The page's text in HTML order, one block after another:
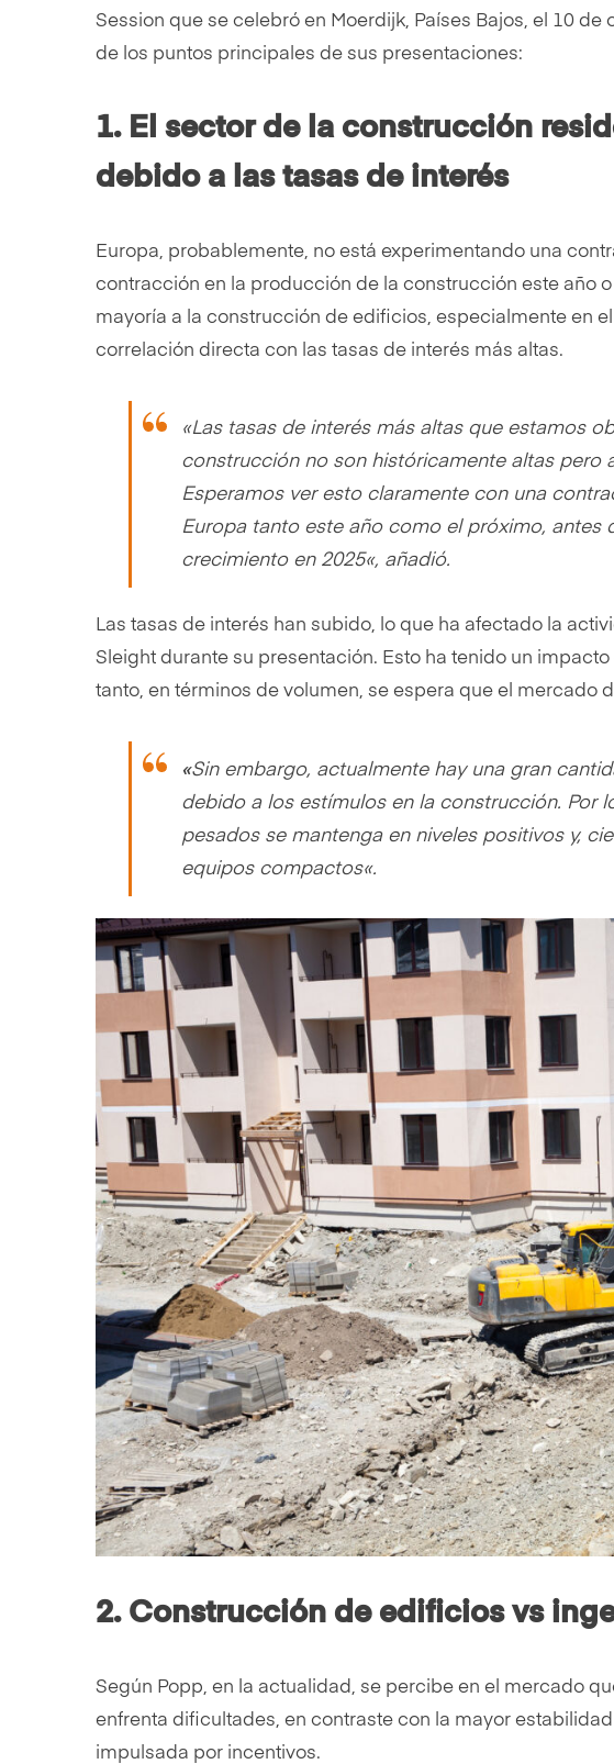
Session que se celebró en Moerdijk, Países Bajos, el 10
de los puntos principales de sus presentaciones:
1. El sector de la construcción
debido a las tasas de interés
Europa, probablemente, no está experimentando una
contracción en la producción de la construcción este año
mayoría a la construcción de edificios, especialmente en
correlación directa con las tasas de interés más altas.
«Las tasas de interés más altas que estamos
construcción no son históricamente altas pero
Esperamos ver esto claramente con una
Europa tanto este año como el próximo, antes
crecimiento en 2025«, añadió.
Las tasas de interés han subido, lo que ha afectado la
Sleight durante su presentación. Esto ha tenido un
tanto, en términos de volumen, se espera que el mercado
«Sin embargo, actualmente hay una gran
debido a los estímulos en la construcción. Por
pesados se mantenga en niveles positivos y,
equipos compactos«.
2. Construcción de edificios vs
Según Popp, en la actualidad, se percibe en el mercado
enfrenta dificultades, en contraste con la mayor
impulsada por incentivos.